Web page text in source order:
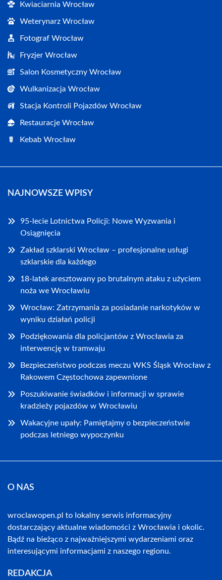
Kwiaciarnia Wrocław
Weterynarz Wrocław
Fotograf Wrocław
Fryzjer Wrocław
Salon Kosmetyczny Wrocław
Wulkanizacja Wrocław
Stacja Kontroli Pojazdów Wrocław
Restauracje Wrocław
Kebab Wrocław
NAJNOWSZE WPISY
95-lecie Lotnictwa Policji: Nowe Wyzwania i
Osiągnięcia
Zakład szklarski Wrocław – profesjonalne usługi
szklarskie dla każdego
18-latek aresztowany po brutalnym ataku z użyciem
noża we Wrocławiu
Wrocław: Zatrzymania za posiadanie narkotyków w
wyniku działań policji
Podziękowania dla policjantów z Wrocławia za
interwencję w tramwaju
Bezpieczeństwo podczas meczu WKS Śląsk Wrocław z
Rakowem Częstochowa zapewnione
Poszukiwanie świadków i informacji w sprawie
kradzieży pojazdów w Wrocławiu
Wakacyjne upały: Pamiętajmy o bezpieczeństwie
podczas letniego wypoczynku
O NAS
wroclawopen.pl to lokalny serwis informacyjny
dostarczający aktualne wiadomości z Wrocławia i okolic.
Bądź na bieżąco z najważniejszymi wydarzeniami oraz
interesującymi informacjami z naszego regionu.
REDAKCJA